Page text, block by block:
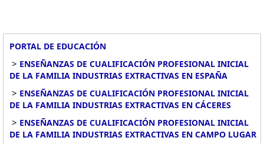
PORTAL DE EDUCACIÓN
> ENSEÑANZAS DE CUALIFICACIÓN PROFESIONAL INICIAL
DE LA FAMILIA INDUSTRIAS EXTRACTIVAS EN ESPAÑA
> ENSEÑANZAS DE CUALIFICACIÓN PROFESIONAL INICIAL
DE LA FAMILIA INDUSTRIAS EXTRACTIVAS EN CÁCERES
> ENSEÑANZAS DE CUALIFICACIÓN PROFESIONAL INICIAL
DE LA FAMILIA INDUSTRIAS EXTRACTIVAS EN CAMPO LUGAR